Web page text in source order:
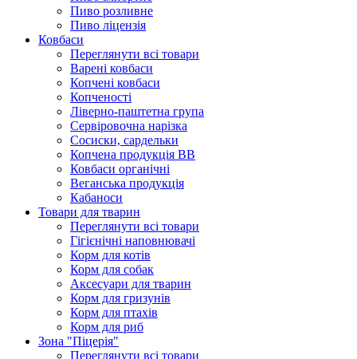
Пиво розливне
Пиво ліцензія
Ковбаси
Переглянути всі товари
Варені ковбаси
Копчені ковбаси
Копченості
Ліверно-паштетна група
Сервіровочна нарізка
Сосиски, сардельки
Копчена продукція ВВ
Ковбаси органічні
Веганська продукція
Кабаноси
Товари для тварин
Переглянути всі товари
Гігієнічні наповнювачі
Корм для котів
Корм для собак
Аксесуари для тварин
Корм для гризунів
Корм для птахів
Корм для риб
Зона "Піцерія"
Переглянути всі товари